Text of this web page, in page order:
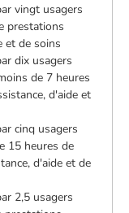
vingt usagers
prestations
et de soins
dix usagers
de 7 heures
d'aide et
cinq usagers
15 heures de
d'aide et de
2,5 usagers